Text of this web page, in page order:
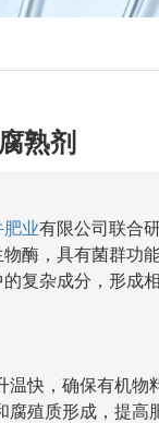
熟剂
肥业有限公司联合
酶，具有菌群功
复杂成分，形成
快，确保有机物
殖质形成，提高